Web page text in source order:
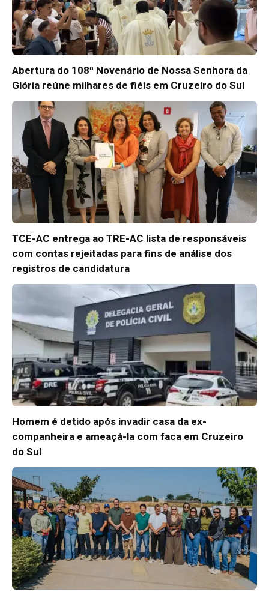
Abertura do 108º Novenário de Nossa Senhora da
Glória reúne milhares de fiéis em Cruzeiro do Sul
TCE-AC entrega ao TRE-AC lista de responsáveis
com contas rejeitadas para fins de análise dos
registros de candidatura
Homem é detido após invadir casa da ex-
companheira e ameaçá-la com faca em Cruzeiro
do Sul